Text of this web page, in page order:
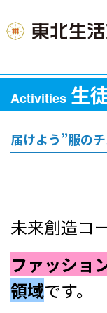
Activities 生
届けよう”服の
未来創造コ
ファッショ
領域です。